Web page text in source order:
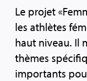
Le projet
les athlètes
haut niveau. Il
thèmes
importants